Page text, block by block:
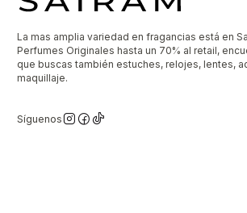
La mas amplia variedad en fragancias está en
Perfumes Originales hasta un 70% al retail,
que buscas también estuches, relojes, lentes,
maquillaje.
Síguenos